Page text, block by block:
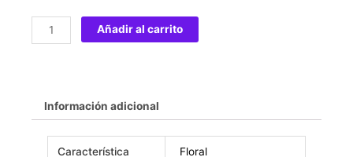
Añadir al carrito
Información adicional
Característica Floral